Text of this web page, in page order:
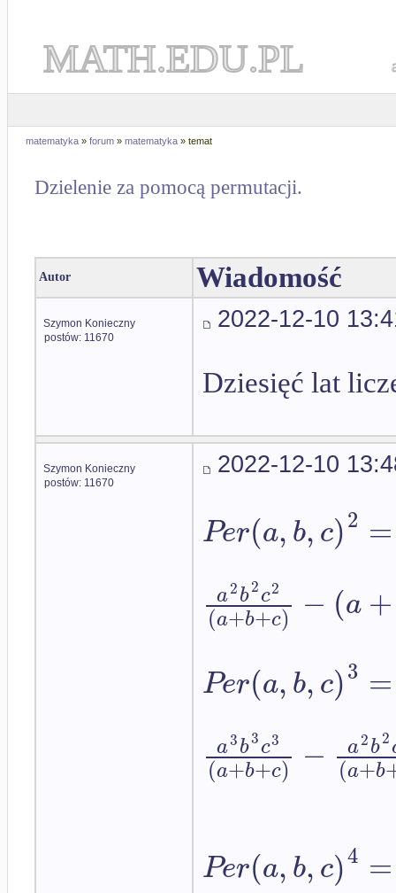
MATH.EDU.PL
matematyka » forum » matematyka » temat
Dzielenie za pomocą permutacji.
Autor Wiadomość
Szymon Konieczny
postów: 11670
2022-12-10
Dziesięć lat
Szymon Konieczny
postów: 11670
2022-12-10
Per(a,b,c)2 =
a2b2c2
(a+b+c) − (a +
Per(a,b,c)3 =
a3b3c3
(a+b+c) − a2b2
(a+b
Per(a,b,c)4 =